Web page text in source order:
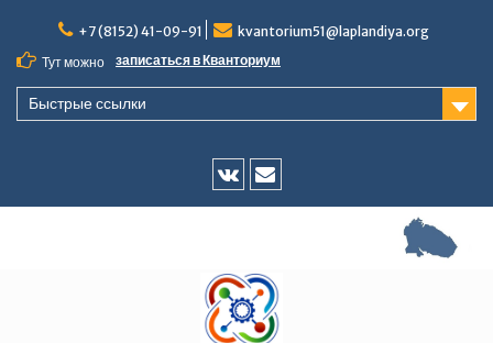
содержимому
+7 (8152) 41-09-91
kvantorium51@laplandiya.org
Тут можно
записаться в Кванториум
Быстрые ссылки
Vk
E-